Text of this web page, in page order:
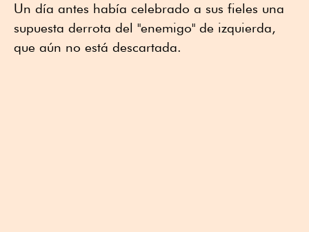
Un día antes había celebrado a sus fieles una
supuesta derrota del "enemigo" de izquierda,
que aún no está descartada.